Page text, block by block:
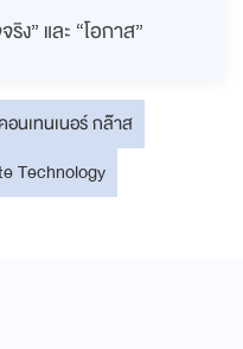
ง” และ “โอกาส”
นเทนเนอร์ กล๊าส
Technology